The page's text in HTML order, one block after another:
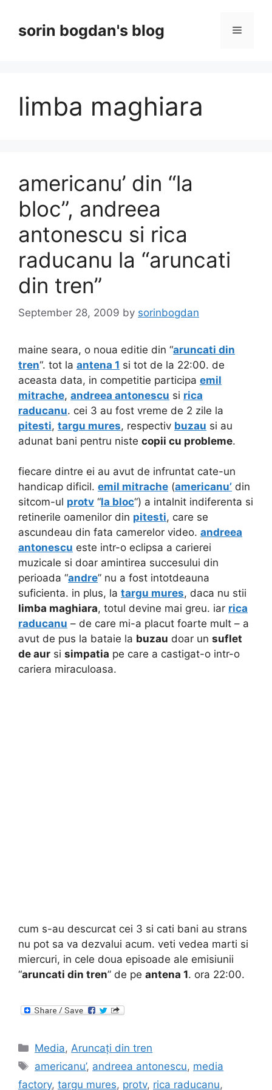
contentsorin bogdan's blog Menu
limba maghiara
americanu’ din “la
bloc”, andreea
antonescu si rica
raducanu la “aruncati
din tren”
September 28, 2009 by sorinbogdan
maine seara, o noua editie din “aruncati din
tren“. tot la antena 1 si tot de la 22:00. de
aceasta data, in competitie participa emil
mitrache, andreea antonescu si rica
raducanu. cei 3 au fost vreme de 2 zile la
pitesti, targu mures, respectiv buzau si au
adunat bani pentru niste copii cu probleme.
fiecare dintre ei au avut de infruntat cate-un
handicap dificil. emil mitrache (americanu’ din
sitcom-ul protv “la bloc“) a intalnit indiferenta si
retinerile oamenilor din pitesti, care se
ascundeau din fata camerelor video. andreea
antonescu este intr-o eclipsa a carierei
muzicale si doar amintirea succesului din
perioada “andre” nu a fost intotdeauna
suficienta. in plus, la targu mures, daca nu stii
limba maghiara, totul devine mai greu. iar rica
raducanu – de care mi-a placut foarte mult – a
avut de pus la bataie la buzau doar un suflet
de aur si simpatia pe care a castigat-o intr-o
cariera miraculoasa.
cum s-au descurcat cei 3 si cati bani au strans
nu pot sa va dezvalui acum. veti vedea marti si
miercuri, in cele doua episoade ale emisiunii
“aruncati din tren” de pe antena 1. ora 22:00.
Categories
Media, Aruncați din tren
Tags
americanu’, andreea antonescu, media
factory, targu mures, protv, rica raducanu,